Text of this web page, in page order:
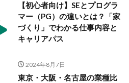
【初心者向け】SEとプログラ
マー（PG）の違いとは？「家
づくり」でわかる仕事内容と
キャリアパス
2024年8月7日
東京・大阪・名古屋の業種比